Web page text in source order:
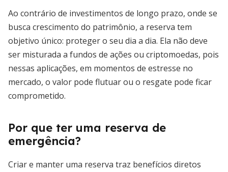
Ao contrário de investimentos de longo prazo, onde se
busca crescimento do patrimônio, a reserva tem
objetivo único: proteger o seu dia a dia. Ela não deve
ser misturada a fundos de ações ou criptomoedas, pois
nessas aplicações, em momentos de estresse no
mercado, o valor pode flutuar ou o resgate pode ficar
comprometido.
Por que ter uma reserva de
emergência?
Criar e manter uma reserva traz benefícios diretos